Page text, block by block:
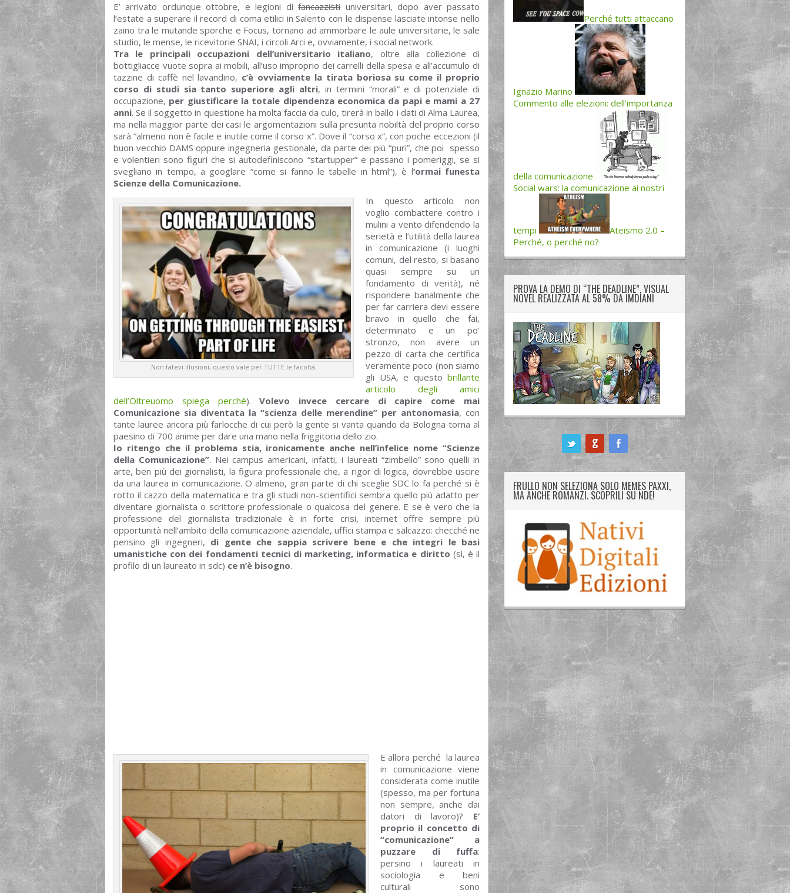
E’ arrivato ordunque ottobre, e legioni difancazzistiuniversitari, dopo aver passato
l’estate a superare il record di coma etilici in Salento con le dispense lasciate intonse nello
zaino tra le mutande sporche e Focus, tornano ad ammorbare le aule universitarie, le sale
studio, le mense, le ricevitorie SNAI, i circoli Arci e, ovviamente, i social network.
Tra le principali occupazioni dell’universitario italiano, oltre alla collezione di
bottigliacce vuote sopra ai mobili, all’uso improprio dei carrelli della spesa e all’accumulo di
tazzine di caffè nel lavandino, c’è ovviamente la tirata boriosa su come il proprio
corso di studi sia tanto superiore agli altri, in termini “morali” e di potenziale di
occupazione, per giustificare la totale dipendenza economica da papi e mami a 27
anni. Se il soggetto in questione ha molta faccia da culo, tirerà in ballo i dati di Alma Laurea,
ma nella maggior parte dei casi le argomentazioni sulla presunta nobiltà del proprio corso
sarà “almeno non è facile e inutile come il corso x”. Dove il “corso x”, con poche eccezioni (il
buon vecchio DAMS oppure ingegneria gestionale, da parte dei più “puri”, che poi spesso
e volentieri sono figuri che si autodefiniscono “startupper” e passano i pomeriggi, se si
svegliano in tempo, a googlare “come si fanno le tabelle in html”), è l‘ormai funesta
Scienze della Comunicazione.
Non fatevi illusioni, questo vale per TUTTE le facoltà.
In questo articolo non
voglio combattere contro i
mulini a vento difendendo la
serietà e l’utilità della laurea
in comunicazione (i luoghi
comuni, del resto, si basano
quasi sempre su un
fondamento di verità), né
rispondere banalmente che
per far carriera devi essere
bravo in quello che fai,
determinato e un po’
stronzo, non avere un
pezzo di carta che certifica
veramente poco (non siamo
gli USA, e questo brillante
articolo degli amici
dell’Oltreuomo spiega perché).Volevo invece cercare di capire come mai
Comunicazione sia diventata la “scienza delle merendine” per antonomasia, con
tante lauree ancora più farlocche di cui però la gente si vanta quando da Bologna torna al
paesino di 700 anime per dare una mano nella friggitoria dello zio.
Io ritengo che il problema stia, ironicamente anche nell’infelice nome “Scienze
della Comunicazione”. Nei campus americani, infatti, i laureati “zimbello” sono quelli in
arte, ben più dei giornalisti, la figura professionale che, a rigor di logica, dovrebbe uscire
da una laurea in comunicazione. O almeno, gran parte di chi sceglie SDC lo fa perché si è
rotto il cazzo della matematica e tra gli studi non-scientifici sembra quello più adatto per
diventare giornalista o scrittore professionale o qualcosa del genere. E se è vero che la
professione del giornalista tradizionale è in forte crisi, internet offre sempre più
opportunità nell’ambito della comunicazione aziendale, uffici stampa e salcazzo: checché ne
pensino gli ingegneri, di gente che sappia scrivere bene e che integri le basi
umanistiche con dei fondamenti tecnici di marketing, informatica e diritto (sì, è il
profilo di un laureato in sdc) ce n’è bisogno.
E allora perché la laurea
in comunicazione viene
considerata come inutile
(spesso, ma per fortuna
non sempre, anche dai
datori di lavoro)? E’
proprio il concetto di
“comunicazione” a
puzzare di fuffa:
persino i laureati in
sociologia e beni
culturali sono
Perché tutti attaccano
Ignazio Marino
Commento alle elezioni: dell’importanza
della comunicazione
Social wars: la comunicazione ai nostri
tempi
Ateismo 2.0 –
Perché, o perché no?
PROVA LA DEMO DI “THE DEADLINE”, VISUAL
NOVEL REALIZZATA AL 58% DA IMDIANI
FRULLO NON SELEZIONA SOLO MEMES PAXXI,
MA ANCHE ROMANZI. SCOPRILI SU NDE!